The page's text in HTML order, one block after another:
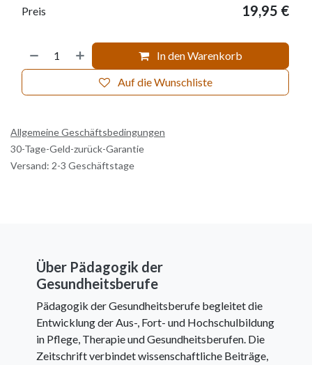
In den Warenkorb
Auf die Wunschliste
Preis 19,95 €
Allgemeine Geschäftsbedingungen
30-Tage-Geld-zurück-Garantie
Versand: 2-3 Geschäftstage
Über Pädagogik der
Gesundheitsberufe
Pädagogik der Gesundheitsberufe begleitet die
Entwicklung der Aus-, Fort- und Hochschulbildung
in Pflege, Therapie und Gesundheitsberufen. Die
Zeitschrift verbindet wissenschaftliche Beiträge,